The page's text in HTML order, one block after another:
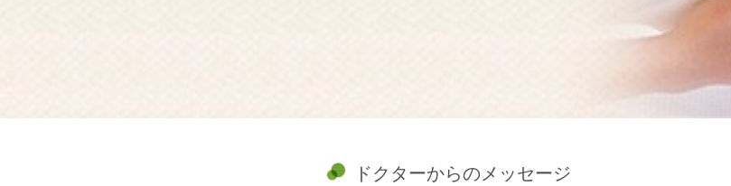
ドクターからのメッセージ